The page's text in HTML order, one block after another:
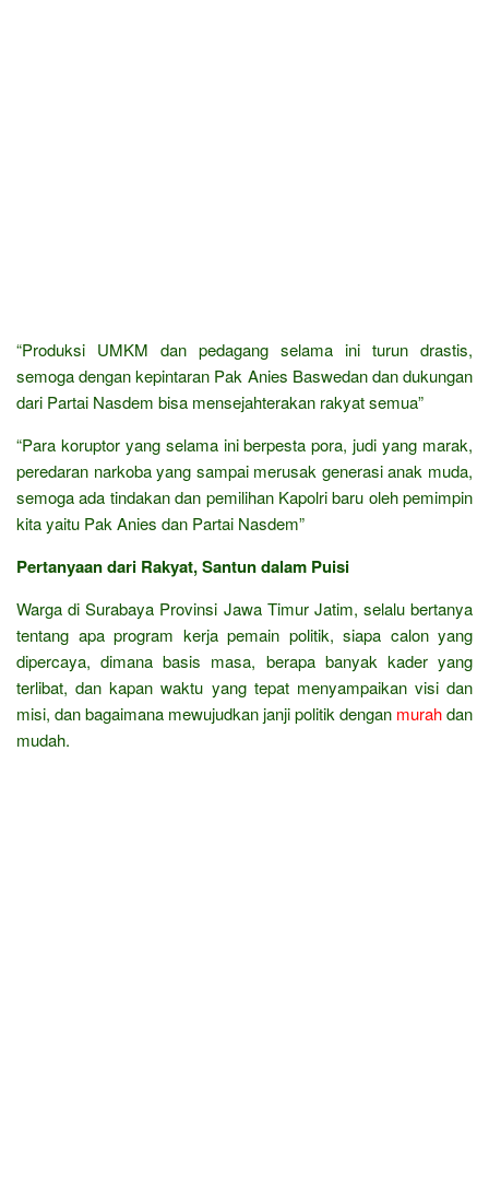
“Produksi UMKM dan pedagang selama ini turun drastis,
semoga dengan kepintaran Pak Anies Baswedan dan dukungan
dari Partai Nasdem bisa mensejahterakan rakyat semua”
“Para koruptor yang selama ini berpesta pora, judi yang marak,
peredaran narkoba yang sampai merusak generasi anak muda,
semoga ada tindakan dan pemilihan Kapolri baru oleh pemimpin
kita yaitu Pak Anies dan Partai Nasdem”
Pertanyaan dari Rakyat, Santun dalam Puisi
Warga di Surabaya Provinsi Jawa Timur Jatim, selalu bertanya
tentang apa program kerja pemain politik, siapa calon yang
dipercaya, dimana basis masa, berapa banyak kader yang
terlibat, dan kapan waktu yang tepat menyampaikan visi dan
misi, dan bagaimana mewujudkan janji politik dengan murahdan
mudah.